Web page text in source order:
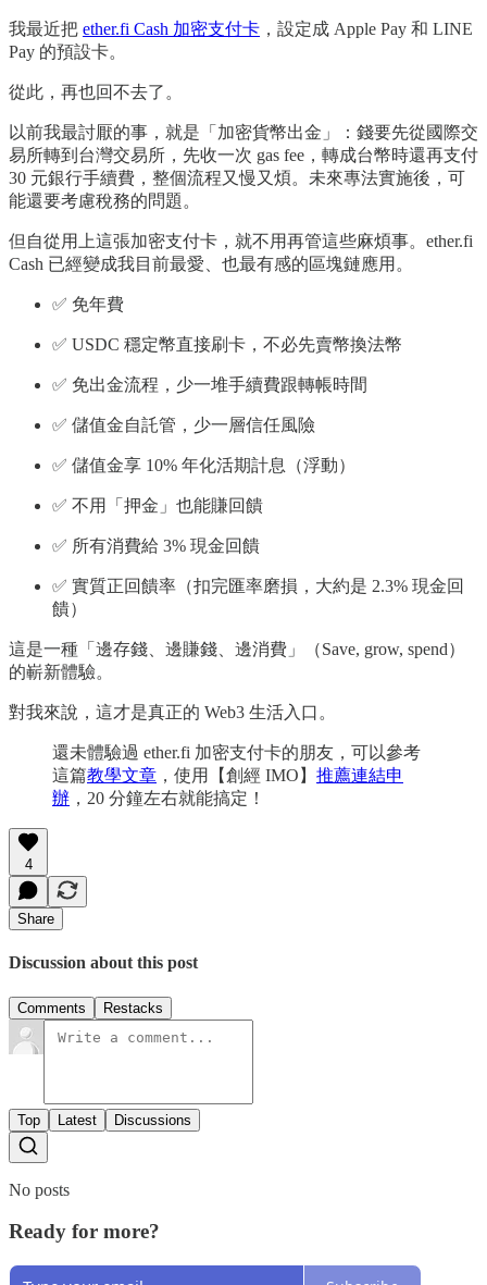
我最近把 ether.fi Cash 加密支付卡 ，設定成 Apple Pay 和 LINE
Pay 的預設卡。
從此，再也回不去了。
以前我最討厭的事，就是「加密貨幣出金」：錢要先從國際交
易所轉到台灣交易所，先收一次 gas fee，轉成台幣時還再支付
30 元銀行手續費，整個流程又慢又煩。未來專法實施後，可
能還要考慮稅務的問題。
但自從用上這張加密支付卡，就不用再管這些麻煩事。ether.fi
Cash 已經變成我目前最愛、也最有感的區塊鏈應用。
✅ 免年費
✅ USDC 穩定幣直接刷卡，不必先賣幣換法幣
✅ 免出金流程，少一堆手續費跟轉帳時間
✅ 儲值金自託管，少一層信任風險
✅ 儲值金享 10% 年化活期計息（浮動）
✅ 不用「押金」也能賺回饋
✅ 所有消費給 3% 現金回饋
✅ 實質正回饋率（扣完匯率磨損，大約是 2.3% 現金回
饋）
這是一種「邊存錢、邊賺錢、邊消費」（Save, grow, spend）
的嶄新體驗。
對我來說，這才是真正的 Web3 生活入口。
還未體驗過 ether.fi 加密支付卡的朋友，可以參考
這篇教學文章 ，使用【創經 IMO】 推薦連結申
辦 ，20 分鐘左右就能搞定！
4
Share
Discussion about this post
Comments Restacks
Top Latest Discussions
No posts
Ready for more?